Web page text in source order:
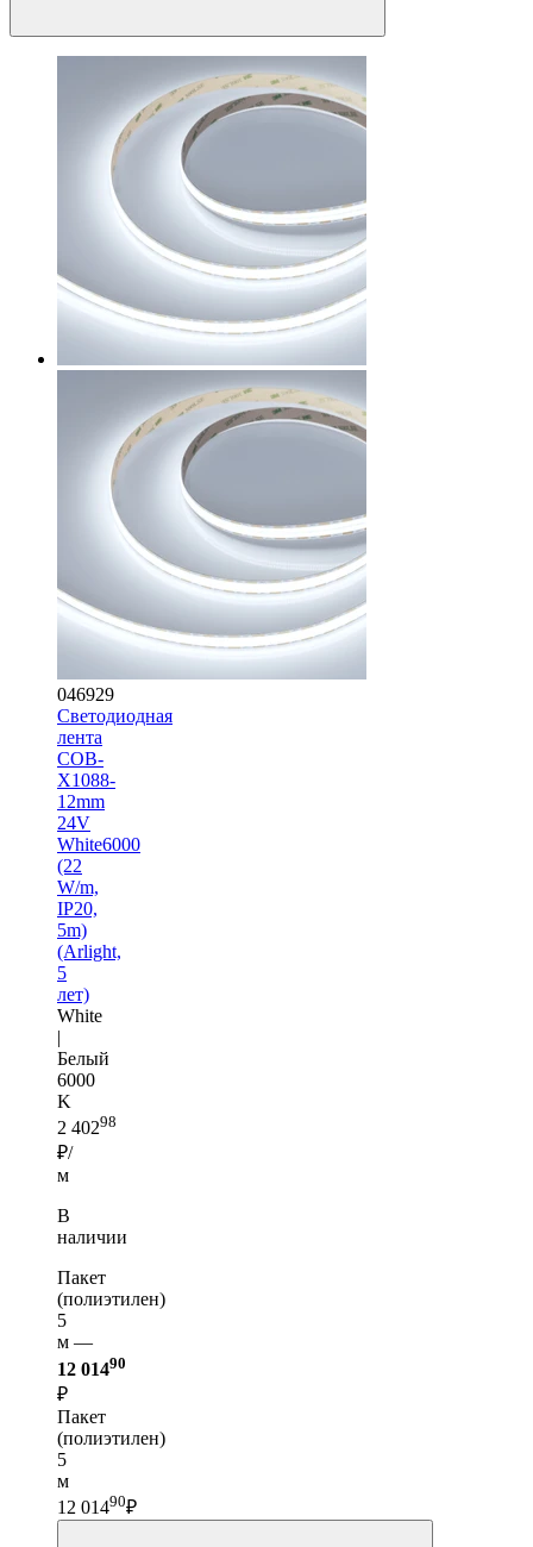
046929
Светодиодная
лента
COB-
X1088-
12mm
24V
White6000
(22
W/m,
IP20,
5m)
(Arlight,
5
лет)
White
|
Белый
6000
K
2 40298
₽/
м
В
наличии
Пакет
(полиэтилен)
5
м —
12 01490
₽
Пакет
(полиэтилен)
5
м
12 01490₽